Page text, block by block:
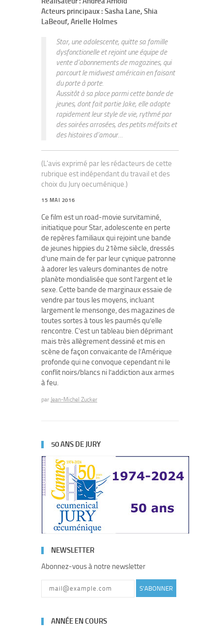
Acteurs principaux : Sasha Lane, Shia
LaBeouf, Arielle Holmes
Star, une adolescente, quitte sa famille
dysfonctionelle et rejoint une équipe de
vente d’abonnements de magazines, qui
parcourt le midwest américain en faisant
du porte à porte.
Aussitôt à sa place parmi cette bande de
jeunes, dont fait partie Jake, elle adopte
rapidement leur style de vie, rythmé par
des soirées arrosées, des petits méfaits et
des histoires d’amour…
(L'avis exprimé par les rédacteurs de cette
rubrique est indépendant du travail et des
choix du Jury oecuménique.)
15 MAI 2016
Ce film est un road-movie survitaminé,
initiatique pour Star, adolescente en perte
de repères familiaux qui rejoint une bande
de jeunes hippies du 21ème siècle, dressés
d’une main de fer par leur cynique patronne
à adorer les valeurs dominantes de notre
planète mondialisée que sont l’argent et le
sexe. Cette bande de marginaux essaie de
vendre par tous les moyens, incluant
largement le mensonge, des magazines de
toutes sortes à tous les paumés qu’elle
rencontre. C’est un tableau bien déprimant
mais très allègrement dessiné et mis en
scène de façon convaicante de l’Amérique
profonde qui ne convoque cependant ni le
conflit noirs/blancs ni l’addiction aux armes
à feu.
par Jean-Michel Zucker
50 ANS DE JURY
NEWSLETTER
Abonnez-vous à notre newsletter
S'ABONNER
ANNÉE EN COURS